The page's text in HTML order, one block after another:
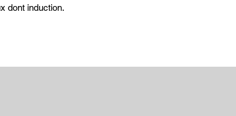
dont induction.